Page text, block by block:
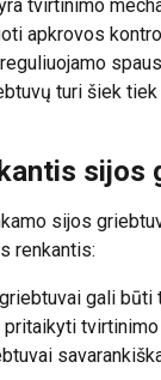
tvirtinimo
apkrovos
turi šiek
sijos
sijos
renkantis:
gali būti